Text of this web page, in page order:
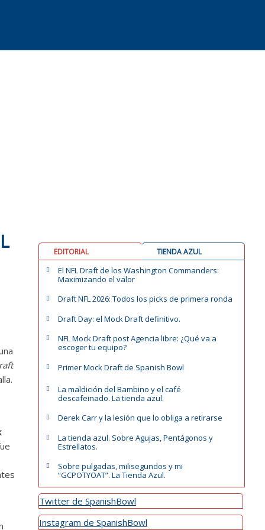
EDITORIAL TIENDA AZUL
El NFL Draft de los Washington Commanders:
Maximizando el valor
Draft NFL 2026: Todos los picks de primera ronda
Draft Day: el Mock Draft definitivo.
NFL Mock Draft post Agencia libre: ¿Qué va a
escoger tu equipo?
Primer Mock Draft de Spanish Bowl
La maldición del Bambino y el café
descafeinado. La tienda azul.
Derek Carr y la lesión que lo obliga a retirarse
La tienda azul. Sobre Agujas, Pentágonos y
Estrellatos.
Sobre pulgadas, milisegundos y mi
“GCPOTYOAT”. La Tienda Azul.
Twitter de SpanishBowl
Instagram de SpanishBowl